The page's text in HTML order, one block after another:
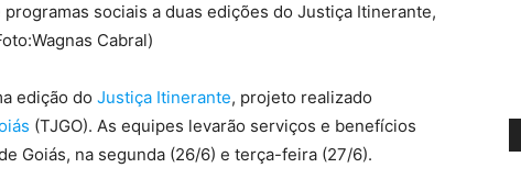
sociais a duas edições do Justiça Itinerante,
Cabral)
edição do Justiça Itinerante, projeto realizado
(TJGO). As equipes levarão serviços e benefícios
Goiás, na segunda (26/6) e terça-feira (27/6).